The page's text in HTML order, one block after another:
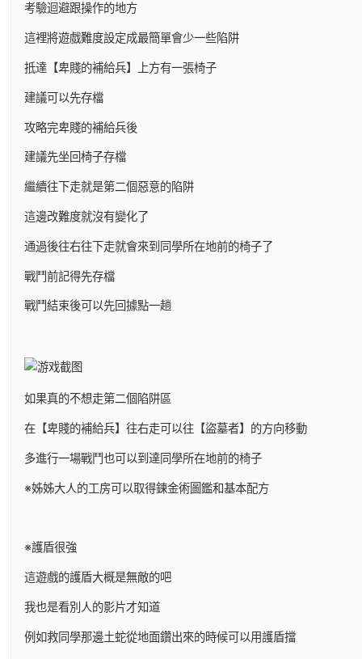
考驗迴避跟操作的地方
這裡將遊戲難度設定成最簡單會少一些陷阱
抵達【卑賤的補給兵】上方有一張椅子
建議可以先存檔
攻略完卑賤的補給兵後
建議先坐回椅子存檔
繼續往下走就是第二個惡意的陷阱
這邊改難度就沒有變化了
通過後往右往下走就會來到同學所在地前的椅子了
戰鬥前記得先存檔
戰鬥結束後可以先回據點一趟
如果真的不想走第二個陷阱區
在【卑賤的補給兵】往右走可以往【盜墓者】的方向移動
多進行一場戰鬥也可以到達同學所在地前的椅子
※姊姊大人的工房可以取得鍊金術圖鑑和基本配方
※護盾很強
這遊戲的護盾大概是無敵的吧
我也是看別人的影片才知道
例如救同學那邊土蛇從地面鑽出來的時候可以用護盾擋